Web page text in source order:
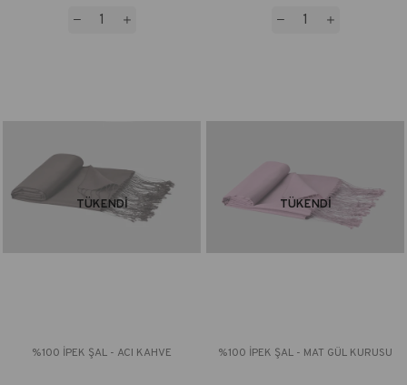
TÜKENDI
%100 İPEK ŞAL - ACI KAHVE
TÜKENDI
%100 İPEK ŞAL - MAT GÜL KURUSU